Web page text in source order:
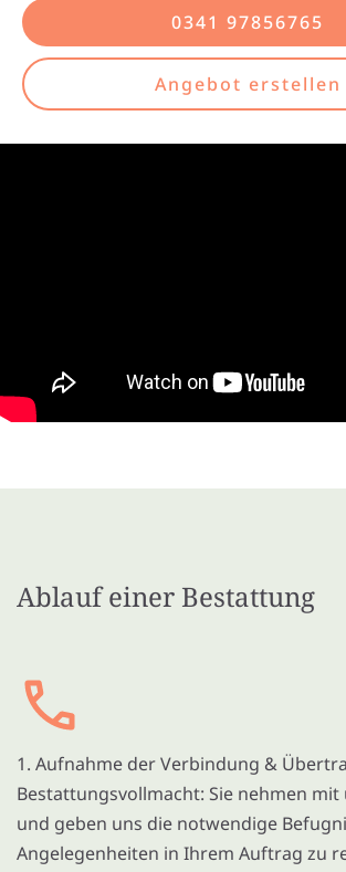
0341 97856765
Angebot erstellen
Ablauf einer Bestattung
1. Aufnahme der Verbindung &
Bestattungsvollmacht: Sie nehmen
und geben uns die notwendige
Angelegenheiten in Ihrem Auftrag zu